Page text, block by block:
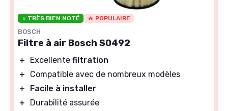
⭐ TRÈS BIEN NOTÉ 🔥 POPULAIRE
BOSCH
Filtre à air Bosch S0492
＋ Excellente filtration
＋
Compatible avec de nombreux modèles
＋
Facile à installer
＋
Durabilité assurée